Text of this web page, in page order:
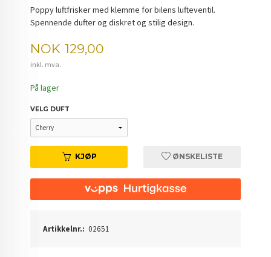
Poppy luftfrisker med klemme for bilens lufteventil.
Spennende dufter og diskret og stilig design.
Pris
NOK 129,00
inkl. mva.
På lager
VELG DUFT
KJØP ØNSKELISTE
Artikkelnr.: 02651